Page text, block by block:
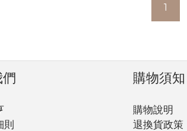
1
則
購物須知
購物說明
退換貨政策